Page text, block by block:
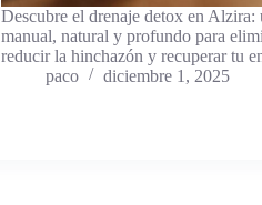
Descubre el drenaje detox en Alzira:
manual, natural y profundo para
reducir la hinchazón y recuperar tu
paco
diciembre 1, 2025